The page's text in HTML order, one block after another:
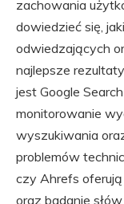
zachowania
dowiedzieć się,
odwiedzających
najlepsze
jest Google
monitorowanie
wyszukiwania
problemów
czy Ahrefs
oraz badanie